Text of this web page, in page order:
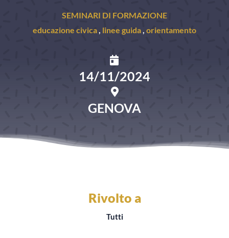
SEMINARI DI FORMAZIONE
educazione civica, linee guida, orientamento
14/11/2024
GENOVA
Rivolto a
Tutti